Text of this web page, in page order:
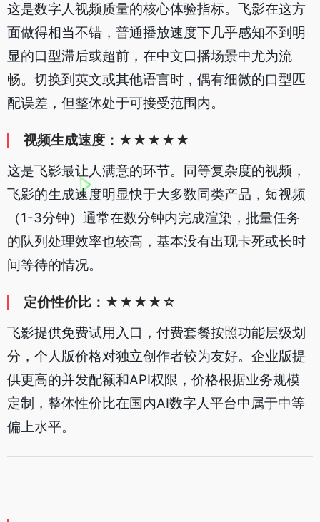
这是数字人视频质量的核心体验指标。飞影在这方
面做得相当不错，普通播放速度下几乎感知不到明
显的口型滞后或超前，在中文口播场景中尤为流
畅。切换到英文或其他语言时，偶有细微的口型匹
配误差，但整体处于可接受范围内。
视频生成速度：★★★★★
这是飞影最让人满意的环节。同等复杂度的视频，
飞影的生成速度明显快于大多数同类产品，短视频
（1-3分钟）通常在数分钟内完成渲染，批量任务
的队列处理效率也较高，基本没有出现卡死或长时
间等待的情况。
定价性价比：★★★★☆
飞影提供免费试用入口，付费套餐按照功能层级划
分，个人版价格对独立创作者较为友好。企业版提
供更高的并发配额和API权限，价格根据业务规模
定制，整体性价比在国内AI数字人平台中属于中等
偏上水平。